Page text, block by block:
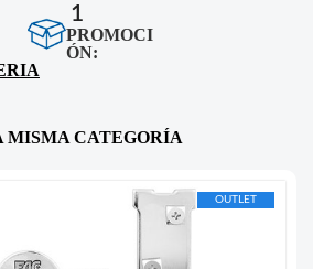
1
PROMOCI
ÓN:
MISMA CATEGORÍA
OUTLET